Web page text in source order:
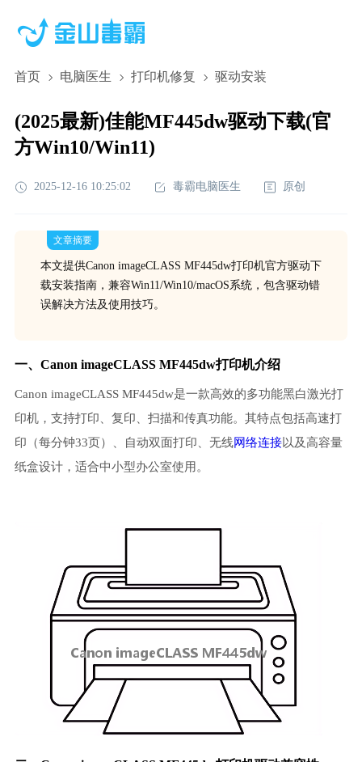
首页 电脑医生 打印机修复 驱动安装
(2025最新)佳能MF445dw驱动下载(官
方Win10/Win11)
2025-12-16 10:25:02 毒霸电脑医生 原创
文章摘要
本文提供Canon imageCLASS MF445dw打印机官方驱动下
载安装指南，兼容Win11/Win10/macOS系统，包含驱动错
误解决方法及使用技巧。
一、Canon imageCLASS MF445dw打印机介绍
Canon imageCLASS MF445dw是一款高效的多功能黑白激光打
印机，支持打印、复印、扫描和传真功能。其特点包括高速打
印（每分钟33页）、自动双面打印、无线网络连接以及高容量
纸盒设计，适合中小型办公室使用。